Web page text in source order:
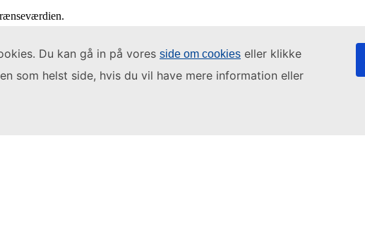
Du kan gå in på vores side om cookies eller klikke
som helst side, hvis du vil have mere information eller